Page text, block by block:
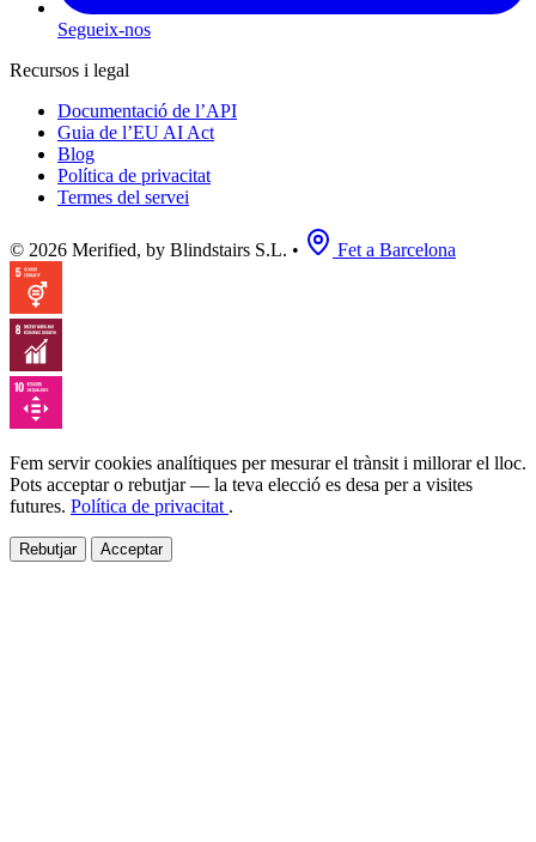
Segueix-nos
Recursos i legal
Documentació de l’API
Guia de l’EU AI Act
Blog
Política de privacitat
Termes del servei
© 2026 Merified, by Blindstairs S.L. • Fet a Barcelona
Fem servir cookies analítiques per mesurar el trànsit i millorar el lloc.
Pots acceptar o rebutjar — la teva elecció es desa per a visites
futures. Política de privacitat .
Rebutjar Acceptar